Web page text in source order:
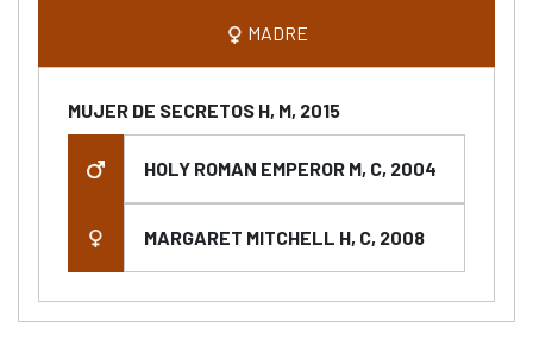
MADRE
MUJER DE SECRETOS H, M, 2015
HOLY ROMAN EMPEROR M, C, 2004
MARGARET MITCHELL H, C, 2008